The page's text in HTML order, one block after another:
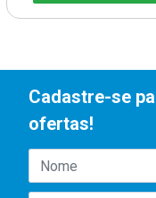
Cadastre-se
ofertas!